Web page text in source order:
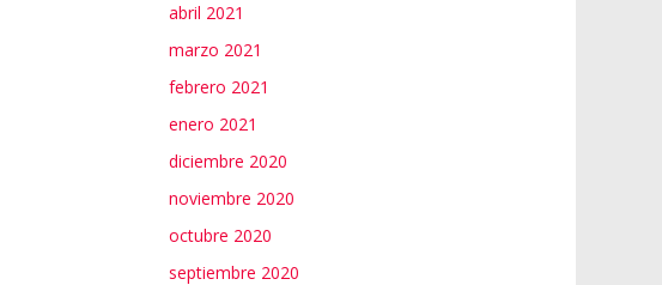
abril 2021
marzo 2021
febrero 2021
enero 2021
diciembre 2020
noviembre 2020
octubre 2020
septiembre 2020